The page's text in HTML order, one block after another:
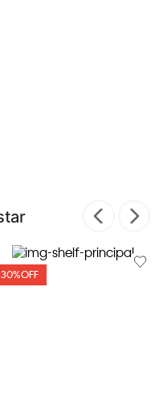
30%OFF